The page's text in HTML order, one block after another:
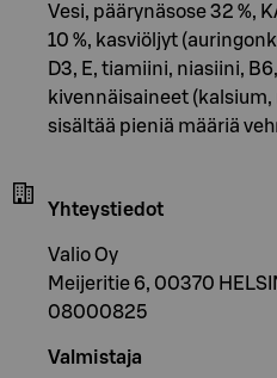
Vesi, päärynäsose 32 %,
10 %, kasviöljyt
D3, E, tiamiini, niasiini,
kivennäisaineet
sisältää pieniä määriä
Yhteystiedot
Valio Oy
Meijeritie 6, 00370
08000825
Valmistaja